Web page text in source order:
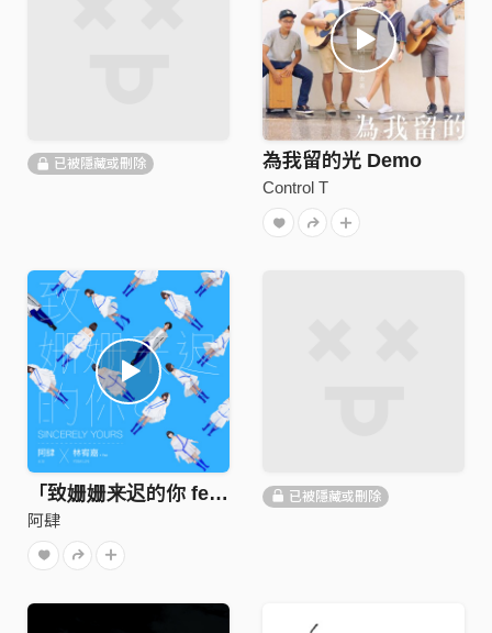
已被隱藏或刪除 為我留的光 Demo
Control T
「致姗姗来迟的你 feat. YOGA」
阿肆
已被隱藏或刪除